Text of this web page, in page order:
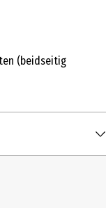
(beidseitig